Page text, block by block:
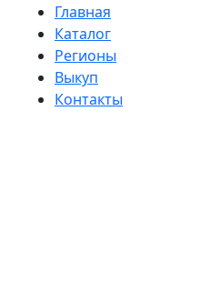
Главная
Каталог
Регионы
Выкуп
Контакты